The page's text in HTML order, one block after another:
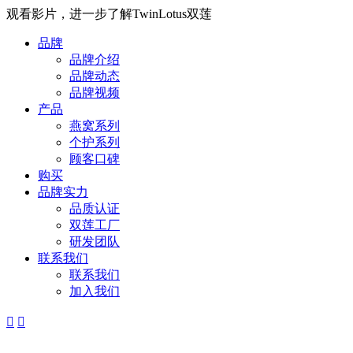
观看影片，进一步了解TwinLotus双莲
品牌
品牌介绍
品牌动态
品牌视频
产品
燕窝系列
个护系列
顾客口碑
购买
品牌实力
品质认证
双莲工厂
研发团队
联系我们
联系我们
加入我们
 